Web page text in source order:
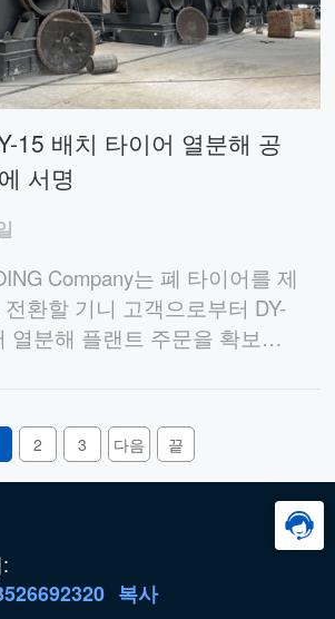
15 배치 타이어 열분해 공
서명
Company는 폐 타이어를 제
환할 기니 고객으로부터 DY-
열분해 플랜트 주문을 확보했
2 3 다음 끝
복사